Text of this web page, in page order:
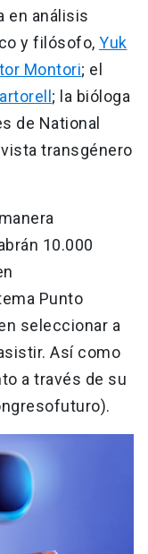
en análisis
y filósofo, Yuk
Montori; el
; la bióloga
de National
transgénero
10.000
Punto
seleccionar a
Así como
a través de su